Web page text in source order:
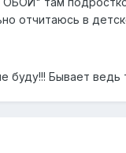
отчитаюсь в
буду!!! Бывает ведь